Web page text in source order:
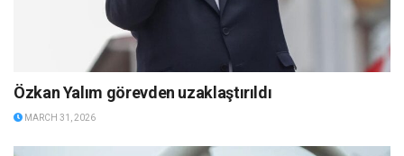
Özkan Yalım görevden uzaklaştırıldı
MARCH 31, 2026